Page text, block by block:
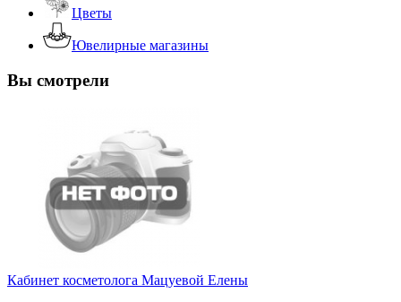
Цветы
Ювелирные магазины
Вы смотрели
Кабинет косметолога Мацуевой Елены